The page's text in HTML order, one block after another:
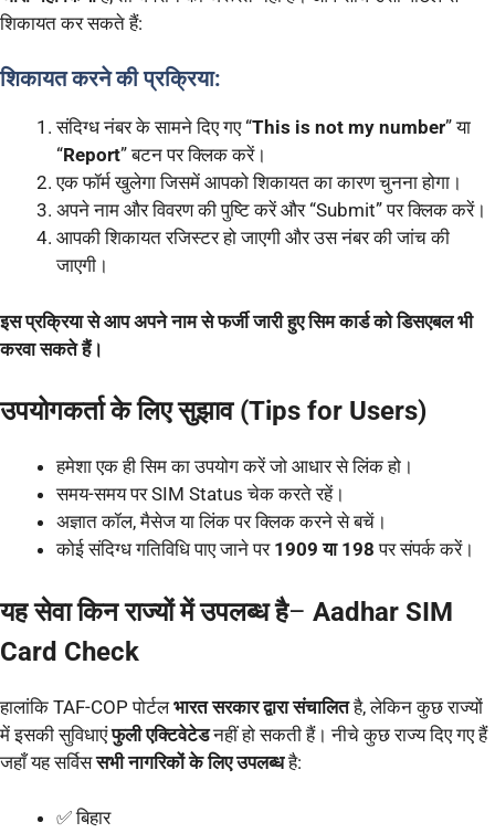
शिकायत कर सकते हैं:
शिकायत करने की प्रक्रिया:
संदिग्ध नंबर के सामने दिए गए “This is not my number” या
“Report” बटन पर क्लिक करें।
एक फॉर्म खुलेगा जिसमें आपको शिकायत का कारण चुनना होगा।
अपने नाम और विवरण की पुष्टि करें और “Submit” पर क्लिक करें।
आपकी शिकायत रजिस्टर हो जाएगी और उस नंबर की जांच की
जाएगी।
इस प्रक्रिया से आप अपने नाम से फर्जी जारी हुए सिम कार्ड को डिसएबल भी
करवा सकते हैं।
उपयोगकर्ता के लिए सुझाव (Tips for Users)
हमेशा एक ही सिम का उपयोग करें जो आधार से लिंक हो।
समय-समय पर SIM Status चेक करते रहें।
अज्ञात कॉल, मैसेज या लिंक पर क्लिक करने से बचें।
कोई संदिग्ध गतिविधि पाए जाने पर 1909 या 198 पर संपर्क करें।
यह सेवा किन राज्यों में उपलब्ध है– Aadhar SIM
Card Check
हालांकि TAF-COP पोर्टलभारत सरकार द्वारा संचालितहै, लेकिन कुछ राज्यों
में इसकी सुविधाएंफुली एक्टिवेटेडनहीं हो सकती हैं। नीचे कुछ राज्य दिए गए हैं
जहाँ यह सर्विससभी नागरिकों के लिए उपलब्धहै:
✅ बिहार